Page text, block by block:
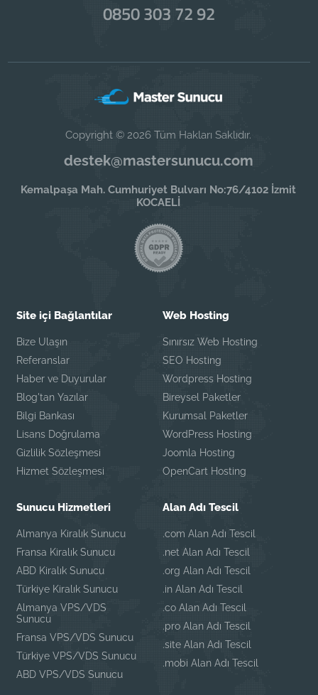
0850 303 72 92
Copyright © 2026 Tüm Hakları Saklıdır.
destek@mastersunucu.com
Kemalpaşa Mah. Cumhuriyet Bulvarı No:76/4102 İzmit
KOCAELİ
Site içi Bağlantılar
Bize Ulaşın
Referanslar
Haber ve Duyurular
Blog'tan Yazılar
Bilgi Bankası
Lisans Doğrulama
Gizlilik Sözleşmesi
Hizmet Sözleşmesi
Web Hosting
Sınırsız Web Hosting
SEO Hosting
Wordpress Hosting
Bireysel Paketler
Kurumsal Paketler
WordPress Hosting
Joomla Hosting
OpenCart Hosting
Sunucu Hizmetleri
Almanya Kiralık Sunucu
Fransa Kiralık Sunucu
ABD Kiralık Sunucu
Türkiye Kiralık Sunucu
Almanya VPS/VDS
Sunucu
Fransa VPS/VDS Sunucu
Türkiye VPS/VDS Sunucu
ABD VPS/VDS Sunucu
Alan Adı Tescil
.com Alan Adı Tescil
.net Alan Adı Tescil
.org Alan Adı Tescil
.in Alan Adı Tescil
.co Alan Adı Tescil
.pro Alan Adı Tescil
.site Alan Adı Tescil
.mobi Alan Adı Tescil